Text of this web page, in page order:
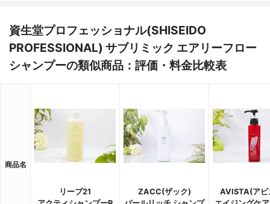
資生堂プロフェッショナル(SHISEIDO
PROFESSIONAL) サブリミック エアリーフロー
シャンプーの類似商品：評価・料金比較表
商品名
リーブ21
ZACC(ザック)
AVISTA(アビ